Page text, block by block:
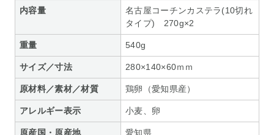
内容量
名古屋コーチンカステラ(10切れ
タイプ) 270g×2
重量 540g
サイズ／寸法 280×140×60ｍｍ
原材料／素材／材質 鶏卵（愛知県産）
アレルギー表示 小麦、卵
原産国・原産地 愛知県